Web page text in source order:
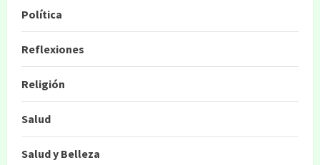
Política
Reflexiones
Religión
Salud
Salud y Belleza